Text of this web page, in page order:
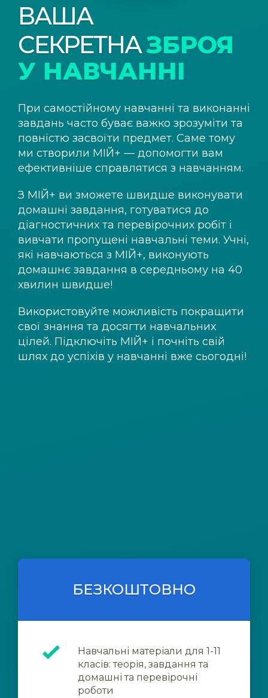
ВАША
СЕКРЕТНАЗБРОЯ
У НАВЧАННІ
При самостійному навчанні та виконанні
завдань часто буває важко зрозуміти та
повністю засвоїти предмет. Саме тому
ми створили МІЙ+ — допомогти вам
ефективніше справлятися з навчанням.
З МІЙ+ ви зможете швидше виконувати
домашні завдання, готуватися до
діагностичних та перевірочних робіт і
вивчати пропущені навчальні теми. Учні,
які навчаються з МІЙ+, виконують
домашнє завдання в середньому на 40
хвилин швидше!
Використовуйте можливість покращити
свої знання та досягти навчальних
цілей. Підключіть МІЙ+ і почніть свій
шлях до успіхів у навчанні вже сьогодні!
БЕЗКОШТОВНО
Навчальні матеріали для 1-11
класів: теорія, завдання та
домашні та перевірочні
роботи